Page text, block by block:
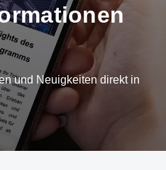
und Neuigkeiten direkt in